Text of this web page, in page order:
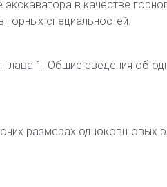
экскаватора в качестве
горных специальностей.
1. Общие сведения об
размерах одноковшовых